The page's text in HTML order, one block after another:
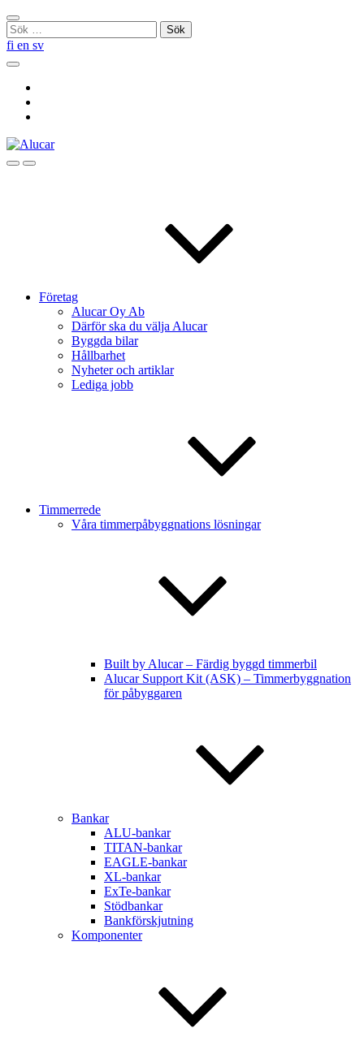
Skip
to
content
Stäng
sökningen
Sök
efter:
fi en sv
Sök
SökMenu
Företag
Alucar Oy Ab
Därför ska du välja Alucar
Byggda bilar
Hållbarhet
Nyheter och artiklar
Lediga jobb
Timmerrede
Våra timmerpåbyggnations lösningar
Built by Alucar – Färdig byggd timmerbil
Alucar Support Kit (ASK) – Timmerbyggnation
för påbyggaren
Bankar
ALU-bankar
TITAN-bankar
EAGLE-bankar
XL-bankar
ExTe-bankar
Stödbankar
Bankförskjutning
Komponenter